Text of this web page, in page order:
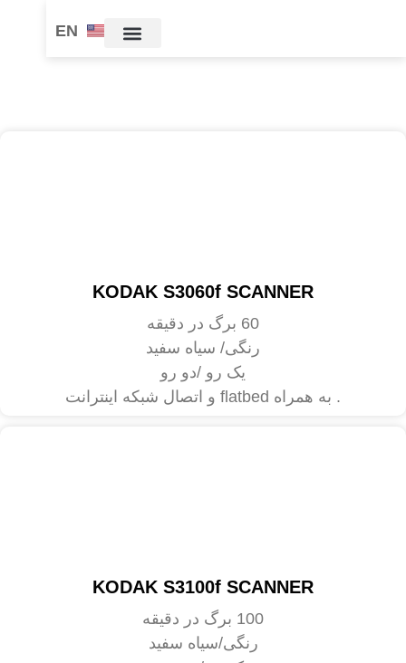
EN
KODAK S3060f SCANNER
60 برگ در دقیقه
رنگی/ سیاه سفید
یک رو /دو رو
. به همراه flatbed و اتصال شبکه اینترانت
KODAK S3100f SCANNER
100 برگ در دقیقه
رنگی/سیاه سفید